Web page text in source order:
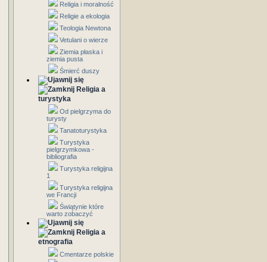
Religia i moralność
Religie a ekologia
Teologia Newtona
Vetulani o wierze
Ziemia płaska i
ziemia pusta
Śmierć duszy
Religia a
turystyka
Od pielgrzyma do
turysty
Tanatoturystyka
Turystyka
pielgrzymkowa -
bibliografia
Turystyka religijna
1
Turystyka religijna
we Francji
Świątynie które
warto zobaczyć
Religia a
etnografia
Cmentarze polskie